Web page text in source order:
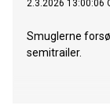
2.3.2026 13:00:06
Smuglerne
semitrailer.